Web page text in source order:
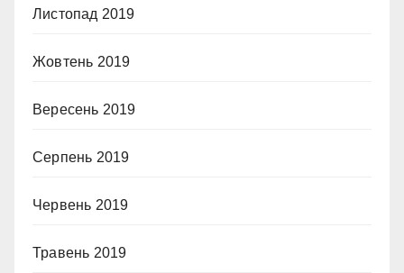
Листопад 2019
Жовтень 2019
Вересень 2019
Серпень 2019
Червень 2019
Травень 2019